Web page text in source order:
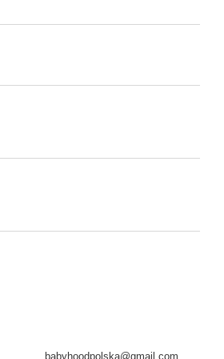
babyhoodpolska@gmail.com